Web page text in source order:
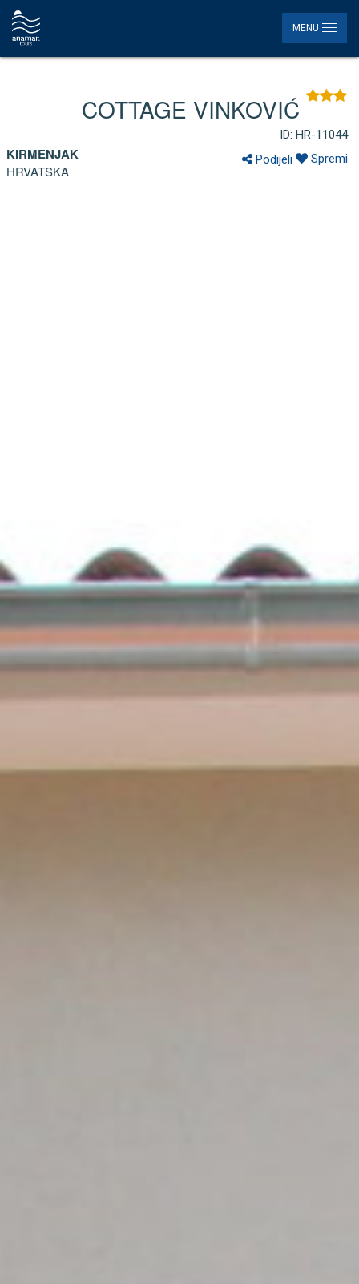
MENU
COTTAGE VINKOVIĆ
KIRMENJAK
HRVATSKA
ID: HR-11044
Podijeli
Spremi